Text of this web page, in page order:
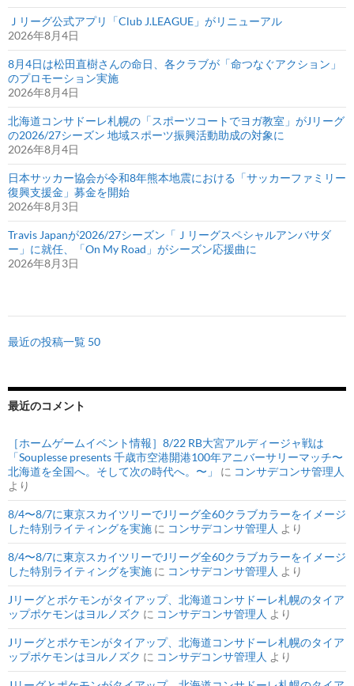
Ｊリーグ公式アプリ「Club J.LEAGUE」がリニューアル
2026年8月4日
8月4日は松田直樹さんの命日、各クラブが「命つなぐアクション」
のプロモーション実施
2026年8月4日
北海道コンサドーレ札幌の「スポーツコートでヨガ教室」がJリーグ
の2026/27シーズン 地域スポーツ振興活動助成の対象に
2026年8月4日
日本サッカー協会が令和8年熊本地震における「サッカーファミリー
復興支援金」募金を開始
2026年8月3日
Travis Japanが2026/27シーズン「Ｊリーグスペシャルアンバサダ
ー」に就任、「On My Road」がシーズン応援曲に
2026年8月3日
最近の投稿一覧 50
最近のコメント
［ホームゲームイベント情報］8/22 RB大宮アルディージャ戦は
「Souplesse presents 千歳市空港開港100年アニバーサリーマッチ〜
北海道を全国へ。そして次の時代へ。〜」
に コンサデコンサ管理人
より
8/4〜8/7に東京スカイツリーでJリーグ全60クラブカラーをイメージ
した特別ライティングを実施 に コンサデコンサ管理人 より
8/4〜8/7に東京スカイツリーでJリーグ全60クラブカラーをイメージ
した特別ライティングを実施 に コンサデコンサ管理人 より
Jリーグとポケモンがタイアップ、北海道コンサドーレ札幌のタイア
ップポケモンはヨルノズク に コンサデコンサ管理人 より
Jリーグとポケモンがタイアップ、北海道コンサドーレ札幌のタイア
ップポケモンはヨルノズク に コンサデコンサ管理人 より